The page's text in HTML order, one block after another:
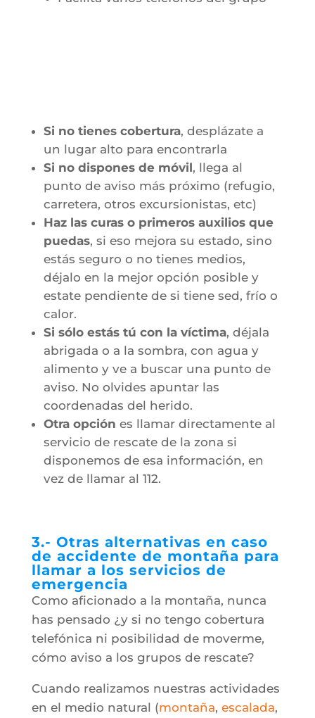
Si no tienes cobertura, desplázate a
un lugar alto para encontrarla
Si no dispones de móvil, llega al
punto de aviso más próximo (refugio,
carretera, otros excursionistas, etc)
Haz las curas o primeros auxilios que
puedas, si eso mejora su estado, sino
estás seguro o no tienes medios,
déjalo en la mejor opción posible y
estate pendiente de si tiene sed, frío o
calor.
Si sólo estás tú con la víctima, déjala
abrigada o a la sombra, con agua y
alimento y ve a buscar una punto de
aviso. No olvides apuntar las
coordenadas del herido.
Otra opción es llamar directamente al
servicio de rescate de la zona si
disponemos de esa información, en
vez de llamar al 112.
3.- Otras alternativas en caso
de accidente de montaña para
llamar a los servicios de
emergencia
Como aficionado a la montaña, nunca
has pensado ¿y si no tengo cobertura
telefónica ni posibilidad de moverme,
cómo aviso a los grupos de rescate?
Cuando realizamos nuestras actividades
en el medio natural (montaña, escalada,